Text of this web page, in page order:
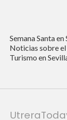
Semana Santa en
Noticias sobre
Turismo en